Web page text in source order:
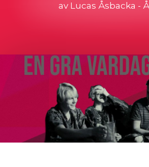
av Lucas Åsbacka -